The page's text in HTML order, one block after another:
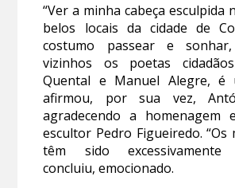
“Ver a minha cabeça esculpida
belos locais da cidade de
costumo passear e
vizinhos os poetas
Quental e Manuel Alegre, é
afirmou, por sua vez,
agradecendo a
escultor Pedro Figueiredo. “Os
têm sido excessivamente
concluiu, emocionado.